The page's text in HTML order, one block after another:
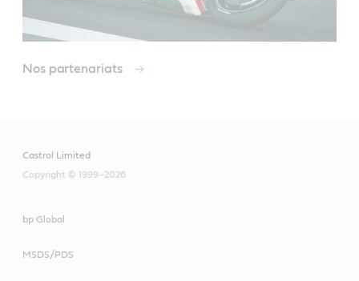
Nos partenariats
Castrol Limited
Copyright © 1999–2026
bp Global
MSDS/PDS